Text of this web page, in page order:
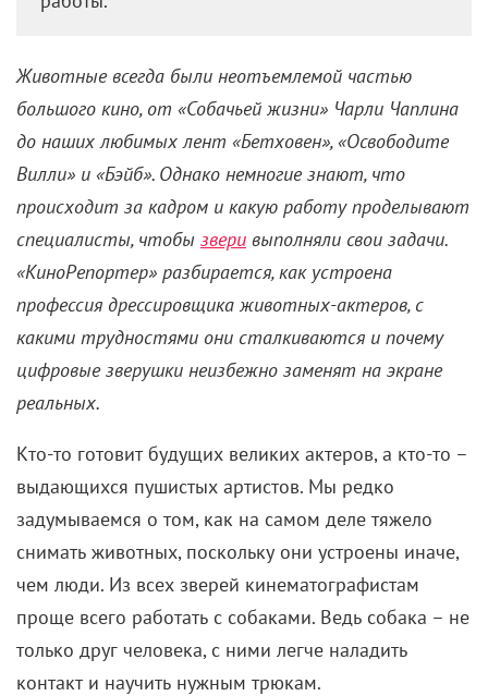
Животные всегда были неотъемлемой частью
большого кино, от «Собачьей жизни» Чарли Чаплина
до наших любимых лент «Бетховен», «Освободите
Вилли» и «Бэйб». Однако немногие знают, что
происходит за кадром и какую работу проделывают
специалисты, чтобы звери выполняли свои задачи.
«КиноРепортер» разбирается, как устроена
профессия дрессировщика животных-актеров, с
какими трудностями они сталкиваются и почему
цифровые зверушки неизбежно заменят на экране
реальных.
Кто-то готовит будущих великих актеров, а кто-то –
выдающихся пушистых артистов. Мы редко
задумываемся о том, как на самом деле тяжело
снимать животных, поскольку они устроены иначе,
чем люди. Из всех зверей кинематографистам
проще всего работать с собаками. Ведь собака – не
только друг человека, с ними легче наладить
контакт и научить нужным трюкам.